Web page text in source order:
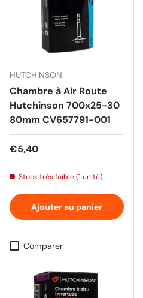
HUTCHINSON
Chambre à Air Route
Hutchinson 700x25-30
80mm CV657791-001
Prix habituel
€5,40
Stock très faible (1 unité)
Ajouter au panier
Comparer